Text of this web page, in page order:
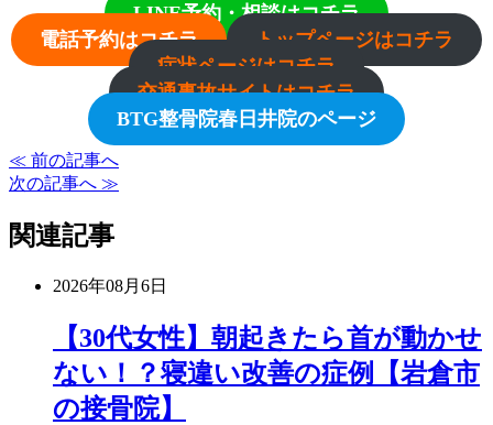
LINE予約・相談はコチラ
電話予約はコチラ
トップページはコチラ
症状ページはコチラ
交通事故サイトはコチラ
BTG整骨院春日井院のページ
≪ 前の記事へ
次の記事へ ≫
関連記事
2026年08月6日
【30代女性】朝起きたら首が動かせ
ない！？寝違い改善の症例【岩倉市
の接骨院】